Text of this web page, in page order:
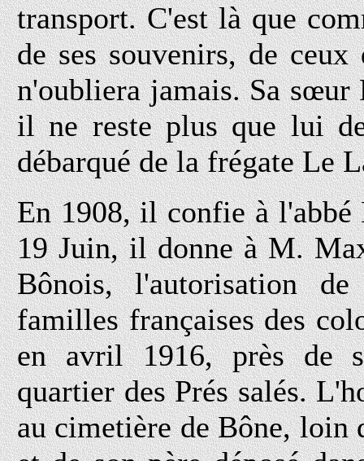
transport. C'est là que
de ses souvenirs, de
n'oubliera jamais. Sa sœur
il ne reste plus que lui
débarqué de la frégate Le
En 1908, il confie à l'abbé
19 Juin, il donne à M.
Bônois, l'autorisation
familles françaises des
en avril 1916, près de
quartier des Prés salés.
au cimetière de Bône, loin